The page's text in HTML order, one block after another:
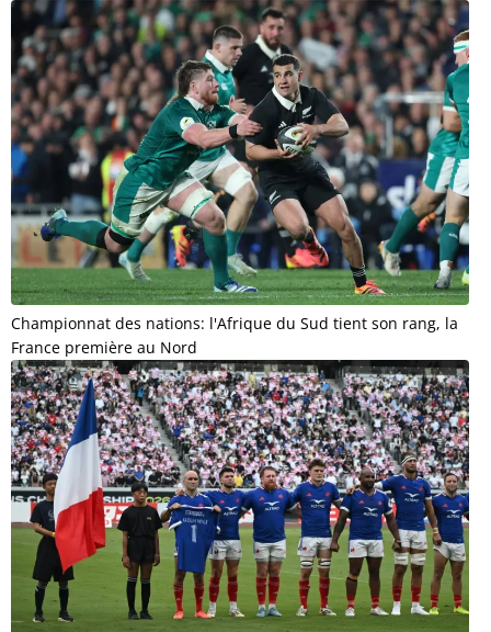
Championnat des nations: l'Afrique du Sud tient son rang, la
France première au Nord